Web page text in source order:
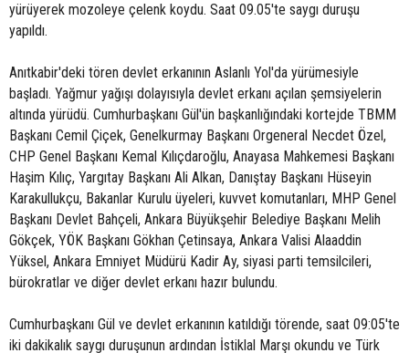
yürüyerek mozoleye çelenk koydu. Saat 09.05'te saygı duruşu
yapıldı.
Anıtkabir'deki tören devlet erkanının Aslanlı Yol'da yürümesiyle
başladı. Yağmur yağışı dolayısıyla devlet erkanı açılan şemsiyelerin
altında yürüdü. Cumhurbaşkanı Gül'ün başkanlığındaki kortejde TBMM
Başkanı Cemil Çiçek, Genelkurmay Başkanı Orgeneral Necdet Özel,
CHP Genel Başkanı Kemal Kılıçdaroğlu, Anayasa Mahkemesi Başkanı
Haşim Kılıç, Yargıtay Başkanı Ali Alkan, Danıştay Başkanı Hüseyin
Karakullukçu, Bakanlar Kurulu üyeleri, kuvvet komutanları, MHP Genel
Başkanı Devlet Bahçeli, Ankara Büyükşehir Belediye Başkanı Melih
Gökçek, YÖK Başkanı Gökhan Çetinsaya, Ankara Valisi Alaaddin
Yüksel, Ankara Emniyet Müdürü Kadir Ay, siyasi parti temsilcileri,
bürokratlar ve diğer devlet erkanı hazır bulundu.
Cumhurbaşkanı Gül ve devlet erkanının katıldığı törende, saat 09:05'te
iki dakikalık saygı duruşunun ardından İstiklal Marşı okundu ve Türk